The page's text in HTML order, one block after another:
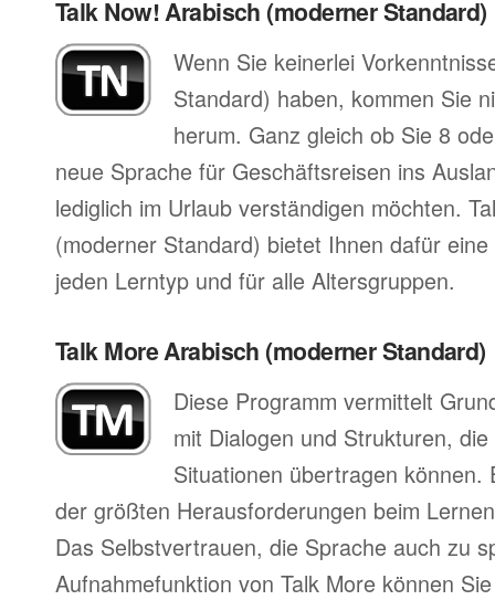
Talk Now! Arabisch (moderner Standard)
Wenn Sie keinerlei
Standard) haben, kommen Sie
herum. Ganz gleich ob Sie 8
neue Sprache für Geschäftsreisen ins
lediglich im Urlaub verständigen möchten.
(moderner Standard) bietet Ihnen dafür
jeden Lerntyp und für alle Altersgruppen.
Talk More Arabisch (moderner Standard)
Diese Programm vermittelt
mit Dialogen und Strukturen,
Situationen übertragen können.
der größten Herausforderungen beim
Das Selbstvertrauen, die Sprache auch zu
Aufnahmefunktion von Talk More können